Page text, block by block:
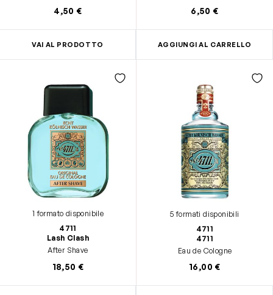
4,50 €
VAI AL PRODOTTO
6,50 €
AGGIUNGI AL CARRELLO
1 formato disponibile
4711
Lash Clash
After Shave
18,50 €
5 formati disponibili
4711
4711
Eau de Cologne
16,00 €